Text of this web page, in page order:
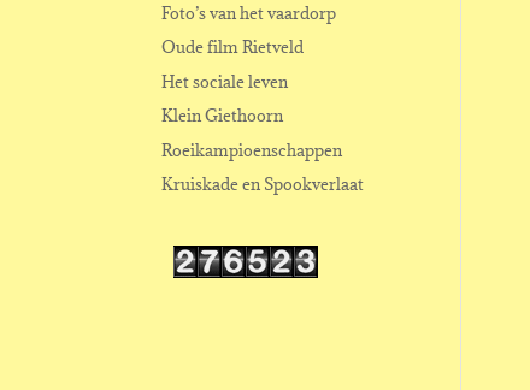
Foto’s van het vaardorp
Oude film Rietveld
Het sociale leven
Klein Giethoorn
Roeikampioenschappen
Kruiskade en Spookverlaat